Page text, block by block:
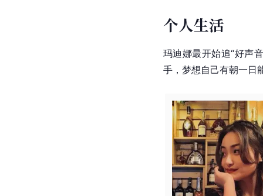
个人生活
玛迪娜最开始追“好声
手，梦想自己有朝一日